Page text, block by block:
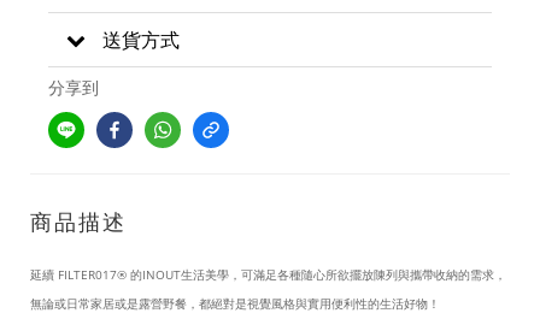
送貨方式
分享到
商品描述
延續 FILTER017® 的INOUT生活美學，可滿足各種隨心所欲擺放陳列與攜帶收納的需求，
無論或日常家居或是露營野餐，都絕對是視覺風格與實用便利性的生活好物！